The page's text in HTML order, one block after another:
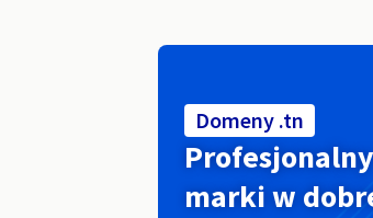
Domeny .tn
marki w